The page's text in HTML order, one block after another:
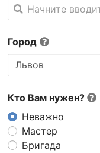
Начните
Город
Львов
Кто Вам нужен?
Неважно
Мастер
Бригада